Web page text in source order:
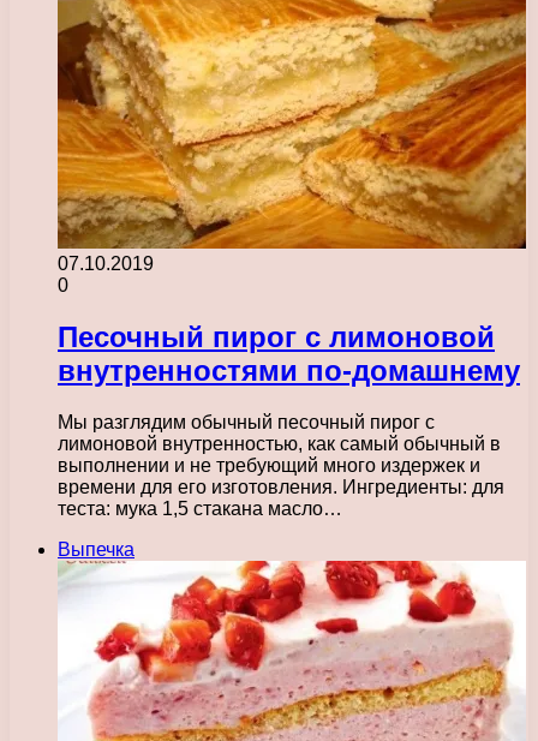
07.10.2019
0
Песочный пирог с лимоновой
внутренностями по-домашнему
Мы разглядим обычный песочный пирог с
лимоновой внутренностью, как самый обычный в
выполнении и не требующий много издержек и
времени для его изготовления. Ингредиенты: для
теста: мука 1,5 стакана масло…
Выпечка